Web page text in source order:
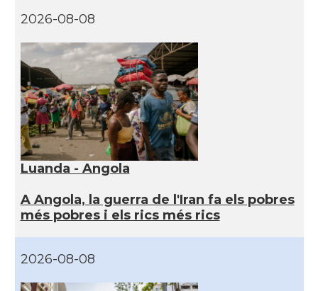
2026-08-08
Luanda - Angola
A Angola, la guerra de l'Iran fa els pobres
més pobres i els rics més rics
2026-08-08